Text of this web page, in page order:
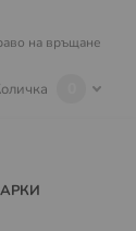
на връщане